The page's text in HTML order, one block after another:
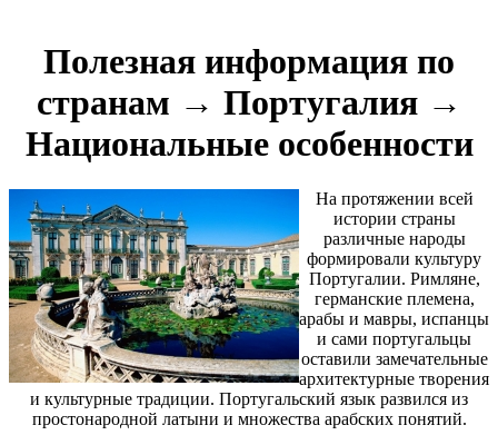
Полезная информация по
странам → Португалия →
Национальные особенности
На протяжении всей
истории страны
различные народы
формировали культуру
Португалии. Римляне,
германские племена,
арабы и мавры, испанцы
и сами португальцы
оставили замечательные
архитектурные творения
и культурные традиции. Португальский язык развился из
простонародной латыни и множества арабских понятий.